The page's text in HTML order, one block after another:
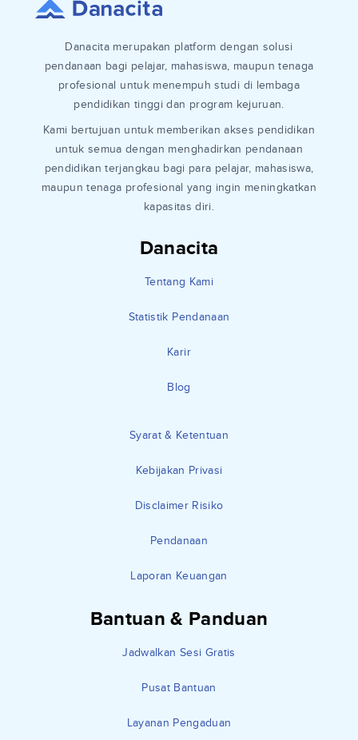
Danacita
Tentang Kami
Statistik Pendanaan
Karir
Blog
Syarat & Ketentuan
Kebijakan Privasi
Disclaimer Risiko
Pendanaan
Laporan Keuangan
Bantuan & Panduan
Jadwalkan Sesi Gratis
Pusat Bantuan
Layanan Pengaduan
Danacita merupakan platform dengan solusi
pendanaan bagi pelajar, mahasiswa, maupun tenaga
profesional untuk menempuh studi di lembaga
pendidikan tinggi dan program kejuruan.
Kami bertujuan untuk memberikan akses pendidikan
untuk semua dengan menghadirkan pendanaan
pendidikan terjangkau bagi para pelajar, mahasiswa,
maupun tenaga profesional yang ingin meningkatkan
kapasitas diri.